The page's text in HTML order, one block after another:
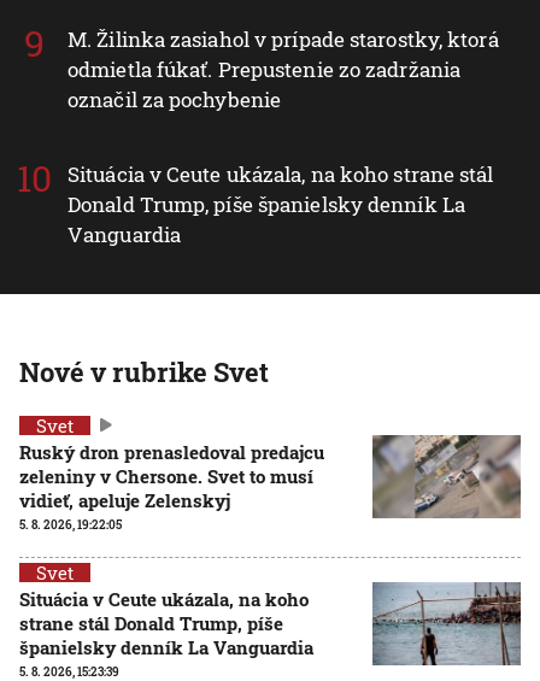
M. Žilinka zasiahol v prípade starostky, ktorá
odmietla fúkať. Prepustenie zo zadržania
označil za pochybenie
Situácia v Ceute ukázala, na koho strane stál
Donald Trump, píše španielsky denník La
Vanguardia
Nové v rubrike Svet
Svet
Ruský dron prenasledoval predajcu
zeleniny v Chersone. Svet to musí
vidieť, apeluje Zelenskyj
5. 8. 2026, 19:22:05
Svet
Situácia v Ceute ukázala, na koho
strane stál Donald Trump, píše
španielsky denník La Vanguardia
5. 8. 2026, 15:23:39